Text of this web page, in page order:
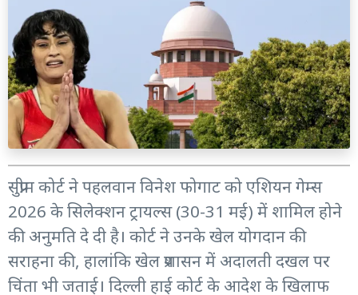
सुप्रीम कोर्ट ने पहलवान विनेश फोगाट को एशियन गेम्स
2026 के सिलेक्शन ट्रायल्स (30-31 मई) में शामिल होने
की अनुमति दे दी है। कोर्ट ने उनके खेल योगदान की
सराहना की, हालांकि खेल प्रशासन में अदालती दखल पर
चिंता भी जताई। दिल्ली हाई कोर्ट के आदेश के खिलाफ